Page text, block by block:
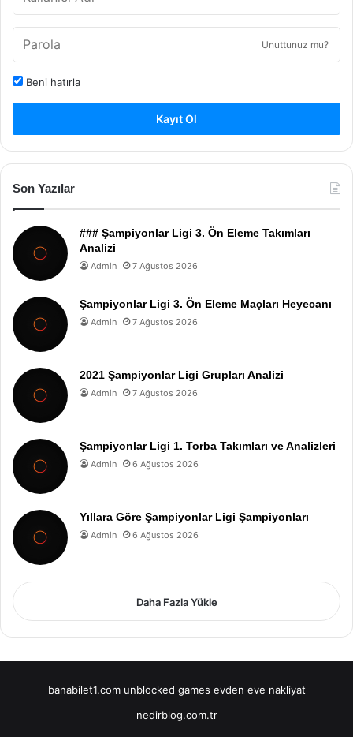
Unuttunuz mu?
Beni hatırla
Kayıt Ol
Son Yazılar
### Şampiyonlar Ligi 3. Ön Eleme Takımları
Analizi
Admin 7 Ağustos 2026
Şampiyonlar Ligi 3. Ön Eleme Maçları Heyecanı
Admin 7 Ağustos 2026
2021 Şampiyonlar Ligi Grupları Analizi
Admin 7 Ağustos 2026
Şampiyonlar Ligi 1. Torba Takımları ve Analizleri
Admin 6 Ağustos 2026
Yıllara Göre Şampiyonlar Ligi Şampiyonları
Admin 6 Ağustos 2026
Daha Fazla Yükle
banabilet1.com unblocked games evden eve nakliyat
nedirblog.com.tr